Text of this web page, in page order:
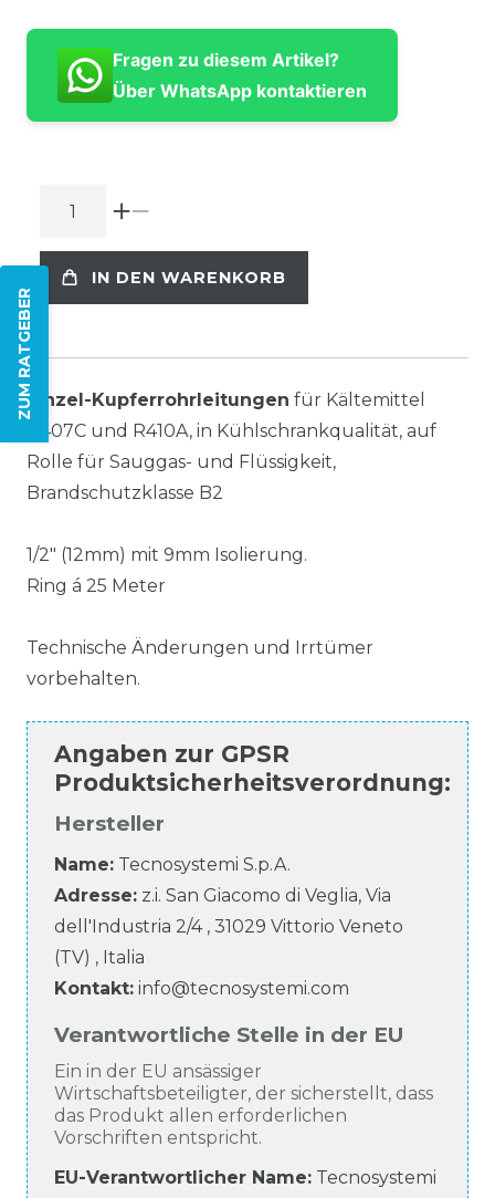
ZUM RATGEBER
Fragen zu diesem Artikel?
Über WhatsApp kontaktieren
IN DEN WARENKORB
Einzel-Kupferrohrleitungen für Kältemittel
R407C und R410A, in Kühlschrankqualität, auf
Rolle für Sauggas- und Flüssigkeit,
Brandschutzklasse B2
1/2" (12mm) mit 9mm Isolierung.
Ring á 25 Meter
Technische Änderungen und Irrtümer
vorbehalten.
Angaben zur GPSR
Produktsicherheitsverordnung:
Hersteller
Name: Tecnosystemi S.p.A.
Adresse: z.i. San Giacomo di Veglia, Via
dell'Industria 2/4, 31029 Vittorio Veneto
(TV) , Italia
Kontakt: info@tecnosystemi.com
Verantwortliche Stelle in der EU
Ein in der EU ansässiger
Wirtschaftsbeteiligter, der sicherstellt, dass
das Produkt allen erforderlichen
Vorschriften entspricht.
EU-Verantwortlicher Name: Tecnosystemi